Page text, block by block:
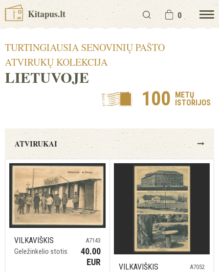
Kitapus.lt 0
TURTINGIAUSIA SENOVINIŲ PAŠTO
ATVIRUKŲ KOLEKCIJA
LIETUVOJE
100 METŲ
ISTORIJOS
ATVIRUKAI
VILKAVIŠKIS
Geležinkelio stotis
A7143
40.00
EUR
VILKAVIŠKIS A7052